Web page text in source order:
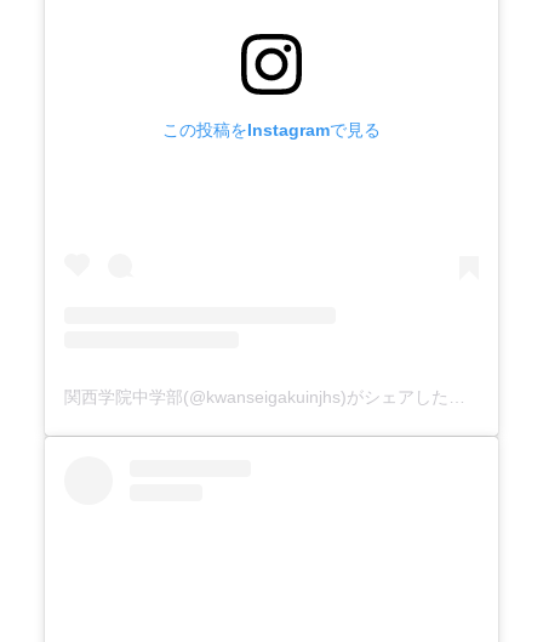
この投稿をInstagramで見る
関西学院中学部(@kwanseigakuinjhs)がシェアした投稿